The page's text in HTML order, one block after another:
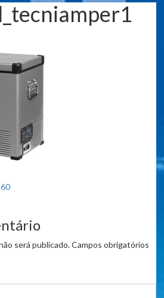
será publicado. Campos obrigatórios